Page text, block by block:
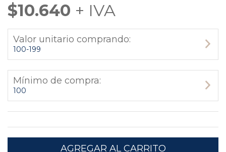
$10.640
Valor unitario comprando:
100-199
Mínimo de compra:
100